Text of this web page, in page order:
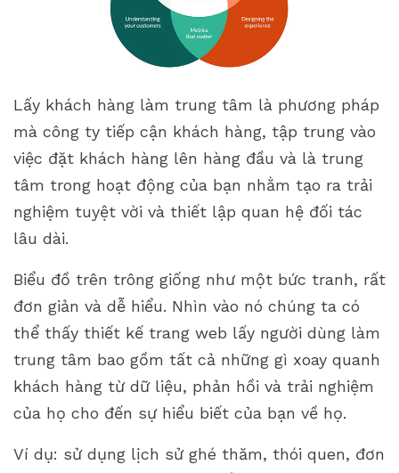
Lấy khách hàng làm trung tâm là phương pháp
mà công ty tiếp cận khách hàng, tập trung vào
việc đặt khách hàng lên hàng đầu và là trung
tâm trong hoạt động của bạn nhằm tạo ra trải
nghiệm tuyệt vời và thiết lập quan hệ đối tác
lâu dài.
Biểu đồ trên trông giống như một bức tranh, rất
đơn giản và dễ hiểu. Nhìn vào nó chúng ta có
thể thấy thiết kế trang web lấy người dùng làm
trung tâm bao gồm tất cả những gì xoay quanh
khách hàng từ dữ liệu, phản hồi và trải nghiệm
của họ cho đến sự hiểu biết của bạn về họ.
Ví dụ: sử dụng lịch sử ghé thăm, thói quen, đơn